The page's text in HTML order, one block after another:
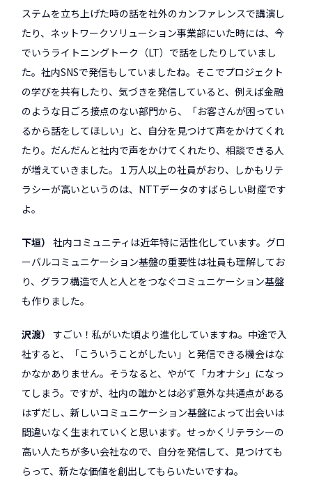
ステムを立ち上げた時の話を社外のカンファレンスで講演し
たり、ネットワークソリューション事業部にいた時には、今
でいうライトニングトーク（LT）で話をしたりしていまし
た。社内SNSで発信もしていましたね。そこでプロジェクト
の学びを共有したり、気づきを発信していると、例えば金融
のような日ごろ接点のない部門から、「お客さんが困ってい
るから話をしてほしい」と、自分を見つけて声をかけてくれ
たり。だんだんと社内で声をかけてくれたり、相談できる人
が増えていきました。１万人以上の社員がおり、しかもリテ
ラシーが高いというのは、NTTデータのすばらしい財産です
よ。
下垣
社内コミュニティは近年特に活性化しています。グロ
ーバルコミュニケーション基盤の重要性は社員も理解してお
り、グラフ構造で人と人とをつなぐコミュニケーション基盤
も作りました。
沢渡
すごい！私がいた頃より進化していますね。中途で入
社すると、「こういうことがしたい」と発信できる機会はな
かなかありません。そうなると、やがて「カオナシ」になっ
てしまう。ですが、社内の誰かとは必ず意外な共通点がある
はずだし、新しいコミュニケーション基盤によって出会いは
間違いなく生まれていくと思います。せっかくリテラシーの
高い人たちが多い会社なので、自分を発信して、見つけても
らって、新たな価値を創出してもらいたいですね。